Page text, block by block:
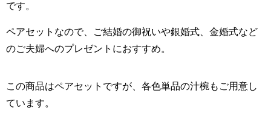
です。
ペアセットなので、ご結婚の御祝いや銀婚式、金婚式など
のご夫婦へのプレゼントにおすすめ。
この商品はペアセットですが、各色単品の汁椀もご用意し
ています。